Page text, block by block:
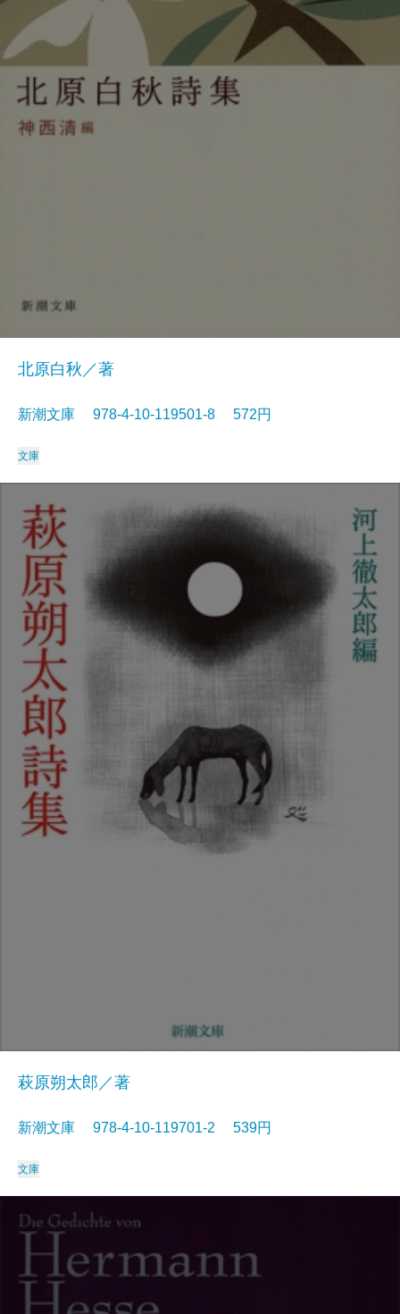
北原白秋／著
新潮文庫 978-4-10-119501-8 572円
文庫
萩原朔太郎／著
新潮文庫 978-4-10-119701-2 539円
文庫